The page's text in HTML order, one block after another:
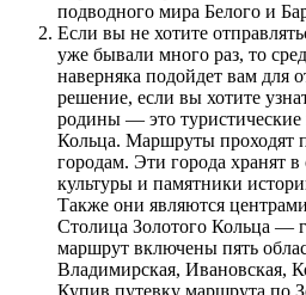
подводного мира Белого и
Если вы не хотите
уже бывали много раз, то
наверняка подойдет вам для
решение, если вы хотите
родины — это
Кольца. Маршруты проходят
городам. Эти города хранят в
культуры и памятники
Также они являются
Столица Золотого Кольца —
маршрут включены пять
Владимирская, Ивановская,
Купив путевку маршрута по